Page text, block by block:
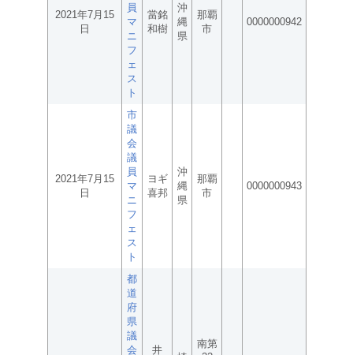
2021年7月15
日
員
マ
ニ
フ
ェ
ス
ト
當銘
和樹
沖
縄
県
那覇
市
0000000942
2021年7月15
日
市
議
会
議
員
マ
ニ
フ
ェ
ス
ト
ヨギ
喜邦
沖
縄
県
那覇
市
0000000943
都
道
府
県
議
会
井
南第